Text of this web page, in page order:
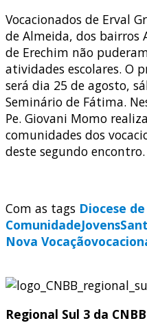
Vocacionados de Erval
de Almeida, dos bairros
de Erechim não
atividades escolares. O
será dia 25 de agosto,
Seminário de Fátima.
Pe. Giovani Momo
comunidades dos
deste segundo encontro.
Com as tags Diocese
ComunidadeJovens
Nova Vocação
Regional Sul 3 da CNBB